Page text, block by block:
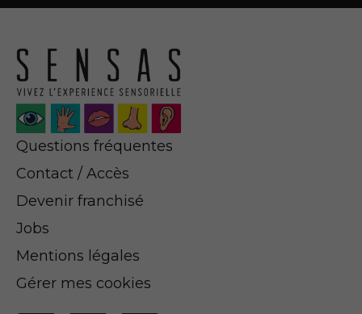
Questions fréquentes
Contact / Accès
Devenir franchisé
Jobs
Mentions légales
Gérer mes cookies